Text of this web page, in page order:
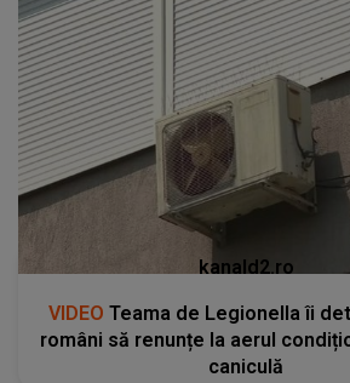
kanald2.ro
VIDEO Teama de Legionella îi
români să renunțe la aerul
caniculă